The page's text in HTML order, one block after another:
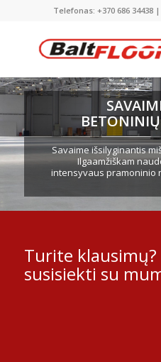
Telefonas: +370 686
Savaime išsilyginantis
Ilgaamžiškam
intensyvaus pramoninio
Turite klausimų?
susisiekti su